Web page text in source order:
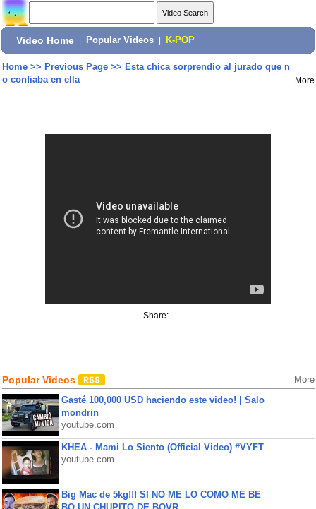
Video Home Popular Videos K-POP
Home>> Previous Page>> Esta chica sorprendio al jurado que n
o confiaba en ella
More
Share:
Popular Videos More
Gasté 100,000 USD haciendo este video! | Salo
mondrin
youtube.com
KHEA - Mami Lo Siento (Official Video) #VYFT
youtube.com
Big Mac de 5kg!!! SI NO ME LO COMO ME BE